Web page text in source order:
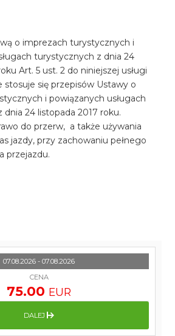
o imprezach turystycznych i
turystycznych z dnia 24
Art. 5 ust. 2 do niniejszej usługi
stosuje się przepisów Ustawy o
i powiązanych usługach
24 listopada 2017 roku.
do przerw, a także używania
jazdy, przy zachowaniu pełnego
przejazdu.
07.08.2026 - 07.08.2026
CENA
75.00 EUR
DALEJ